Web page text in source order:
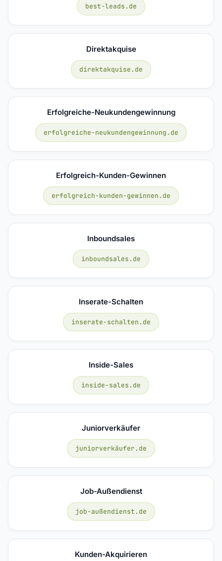
best-leads.de
Direktakquise
direktakquise.de
Erfolgreiche-Neukundengewinnung
erfolgreiche-neukundengewinnung.de
Erfolgreich-Kunden-Gewinnen
erfolgreich-kunden-gewinnen.de
Inboundsales
inboundsales.de
Inserate-Schalten
inserate-schalten.de
Inside-Sales
inside-sales.de
Juniorverkäufer
juniorverkäufer.de
Job-Außendienst
job-außendienst.de
Kunden-Akquirieren